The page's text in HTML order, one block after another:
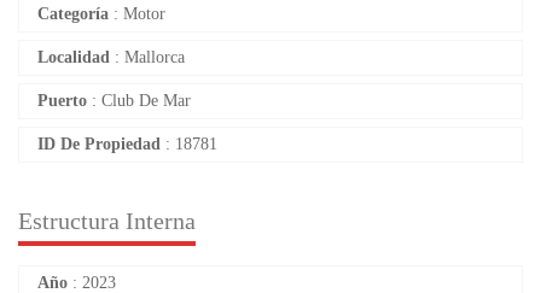
Categoría : Motor
Localidad : Mallorca
Puerto : Club De Mar
ID De Propiedad : 18781
Estructura Interna
Año : 2023